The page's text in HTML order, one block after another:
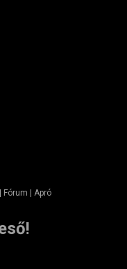
| Apró